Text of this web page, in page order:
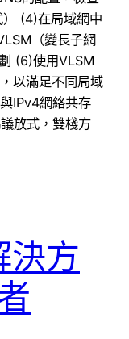
(4)在局域網中
（變長子網
(6)使用VLSM
以滿足不同局域
IPv4網絡共存
放式，雙棧方
決方